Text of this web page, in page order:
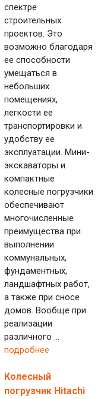
спектре
строительных
проектов. Это
возможно благодаря
ее способности
умещаться в
небольших
помещениях,
легкости ее
транспортировки и
удобству ее
эксплуатации. Мини-
экскаваторы и
компактные
колесные погрузчики
обеспечивают
многочисленные
преимущества при
выполнении
коммунальных,
фундаментных,
ландшафтных работ,
а также при сносе
домов. Вообще при
реализации
различного ...
подробнее
Колесный
погрузчик Hitachi